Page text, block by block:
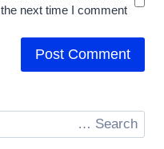
the next time I comment.
Search
for: